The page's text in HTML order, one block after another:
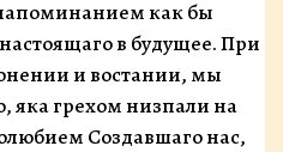
как бы
в будущее. При
и востании, мы
яка грехом низпали на
Создавшаго нас,